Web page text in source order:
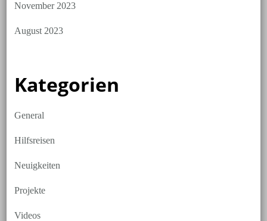
November 2023
August 2023
Kategorien
General
Hilfsreisen
Neuigkeiten
Projekte
Videos